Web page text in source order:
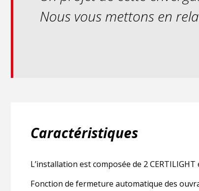
Nous vous mettons en
Caractéristiques
L’installation est composée de 2
Fonction de fermeture automatique des